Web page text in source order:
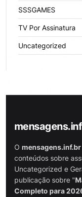
SSSGAMES
TV Por Assinatura
Uncategorized
O mensagens.inf.br
conteúdos sobre
Uncategorized e
publicação sobre "
Completo para